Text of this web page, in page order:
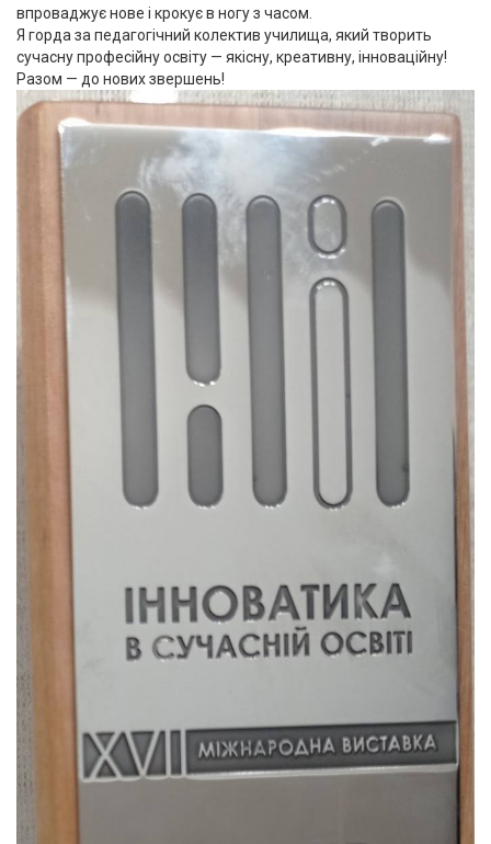
впроваджує нове і крокує в ногу з часом.
Я горда за педагогічний колектив училища, який творить
сучасну професійну освіту — якісну, креативну, інноваційну!
Разом — до нових звершень!